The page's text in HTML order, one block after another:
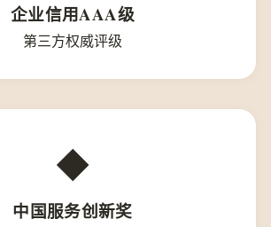
企业信用AAA级
第三方权威评级
◆
中国服务创新奖